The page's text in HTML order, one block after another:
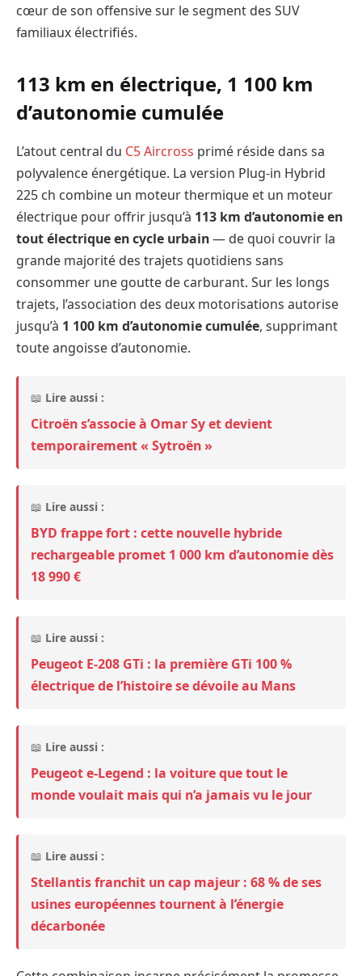
cœur de son offensive sur le segment des SUV
familiaux électrifiés.
113 km en électrique, 1 100 km
d’autonomie cumulée
L’atout central du C5 Aircross primé réside dans sa
polyvalence énergétique. La version Plug-in Hybrid
225 ch combine un moteur thermique et un moteur
électrique pour offrir jusqu’à 113 km d’autonomie en
tout électrique en cycle urbain— de quoi couvrir la
grande majorité des trajets quotidiens sans
consommer une goutte de carburant. Sur les longs
trajets, l’association des deux motorisations autorise
jusqu’à 1 100 km d’autonomie cumulée, supprimant
toute angoisse d’autonomie.
📖 Lire aussi :
Citroën s’associe à Omar Sy et devient
temporairement « Sytroën »
📖 Lire aussi :
BYD frappe fort : cette nouvelle hybride
rechargeable promet 1 000 km d’autonomie dès
18 990 €
📖 Lire aussi :
Peugeot E-208 GTi : la première GTi 100 %
électrique de l’histoire se dévoile au Mans
📖 Lire aussi :
Peugeot e-Legend : la voiture que tout le
monde voulait mais qui n’a jamais vu le jour
📖 Lire aussi :
Stellantis franchit un cap majeur : 68 % de ses
usines européennes tournent à l’énergie
décarbonée